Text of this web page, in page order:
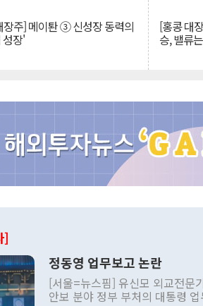
장주] 메이퇀 ③ 신성장 동력의
성장'
[홍콩 대
승, 밸류
]
정동영 업무보고 논란
[서울=뉴스핌] 유신모 외교전문
안보 분야 정부 부처의 대통령